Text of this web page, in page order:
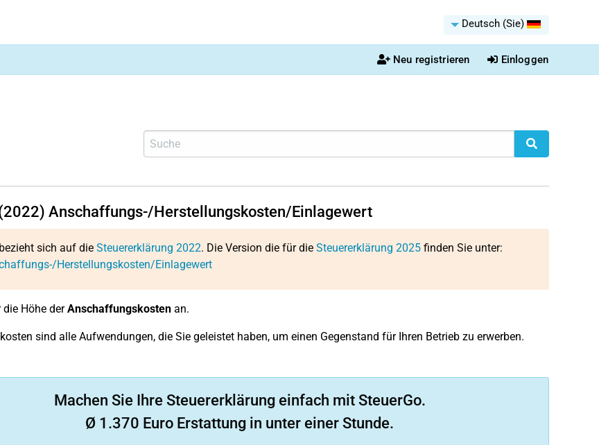
Deutsch (Sie)
Neu registrieren Einloggen
Anschaffungs-/Herstellungskosten/Einlagewert
sich auf die Steuererklärung 2022. Die Version die für die Steuererklärung 2025finden Sie unter:
Herstellungskosten/Einlagewert
die Höhe derAnschaffungskostenan.
sind alle Aufwendungen, die Sie geleistet haben, um einen Gegenstand für Ihren Betrieb zu erwerben.
Machen Sie Ihre Steuererklärung einfach mit SteuerGo.
Ø 1.370 Euro Erstattung in unter einer Stunde.